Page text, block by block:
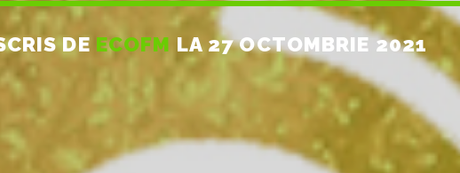
DE ECOFM LA 27 OCTOMBRIE 2021